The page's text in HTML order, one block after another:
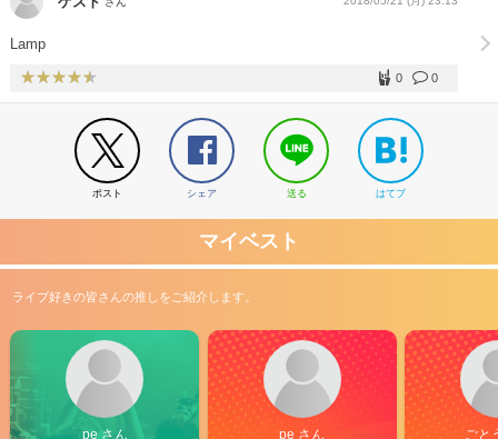
Lamp
0
0
ポスト シェア 送る はてブ
マイベスト
ライブ好きの皆さんの推しをご紹介します。
pe さん pe さん ごと